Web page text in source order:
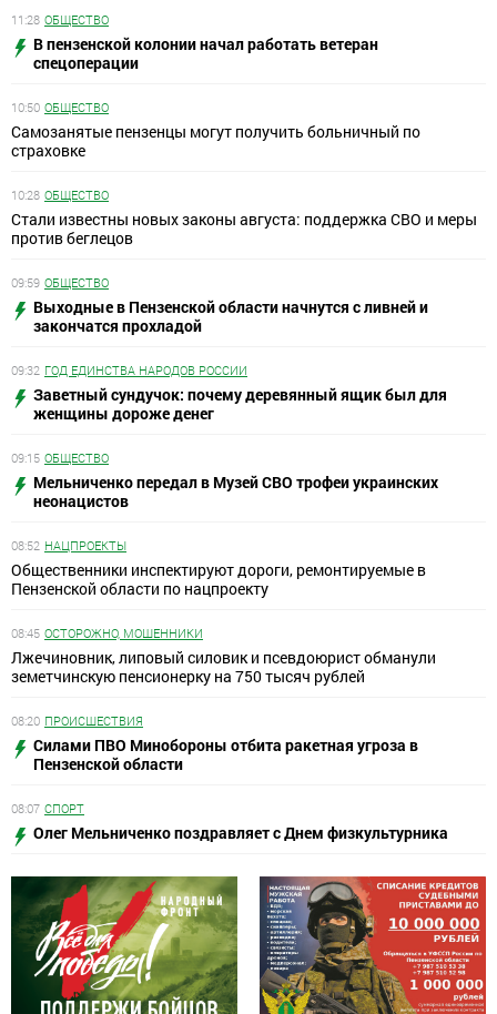
11:28 ОБЩЕСТВО
В пензенской колонии начал работать ветеран
спецоперации
10:50 ОБЩЕСТВО
Самозанятые пензенцы могут получить больничный по
страховке
10:28 ОБЩЕСТВО
Стали известны новых законы августа: поддержка СВО и меры
против беглецов
09:59 ОБЩЕСТВО
Выходные в Пензенской области начнутся с ливней и
закончатся прохладой
09:32 ГОД ЕДИНСТВА НАРОДОВ РОССИИ
Заветный сундучок: почему деревянный ящик был для
женщины дороже денег
09:15 ОБЩЕСТВО
Мельниченко передал в Музей СВО трофеи украинских
неонацистов
08:52 НАЦПРОЕКТЫ
Общественники инспектируют дороги, ремонтируемые в
Пензенской области по нацпроекту
08:45 ОСТОРОЖНО, МОШЕННИКИ
Лжечиновник, липовый силовик и псевдоюрист обманули
земетчинскую пенсионерку на 750 тысяч рублей
08:20 ПРОИСШЕСТВИЯ
Силами ПВО Минобороны отбита ракетная угроза в
Пензенской области
08:07 СПОРТ
Олег Мельниченко поздравляет с Днем физкультурника